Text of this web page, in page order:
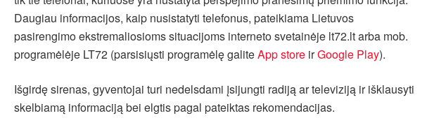
Daugiau informacijos, kaip nusistatyti telefonus, pateikiama Lietuvos
pasirengimo ekstremaliosioms situacijoms interneto svetainėje lt72.lt arba mob.
programėlėje LT72 (parsisiųsti programėlę galiteApp store irGoogle Play).
Išgirdę sirenas, gyventojai turi nedelsdami įsijungti radiją ar televiziją ir išklausyti
skelbiamą informaciją bei elgtis pagal pateiktas rekomendacijas.